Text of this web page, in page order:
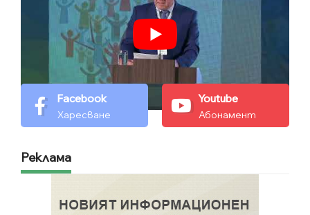
Facebook
Харесване
Youtube
Абонамент
Реклама